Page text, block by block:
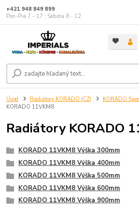
+421 948 849 899
Pon-Pia 7 - 17 ; Sobota 8 - 12
Úvod Radiátory KORADO (CZ) KORADO
KORADO 11VKM8
Radiátory KORADO
KORADO 11VKM8 Výška 300mm
KORADO 11VKM8 Výška 400mm
KORADO 11VKM8 Výška 500mm
KORADO 11VKM8 Výška 600mm
KORADO 11VKM8 Výška 900mm